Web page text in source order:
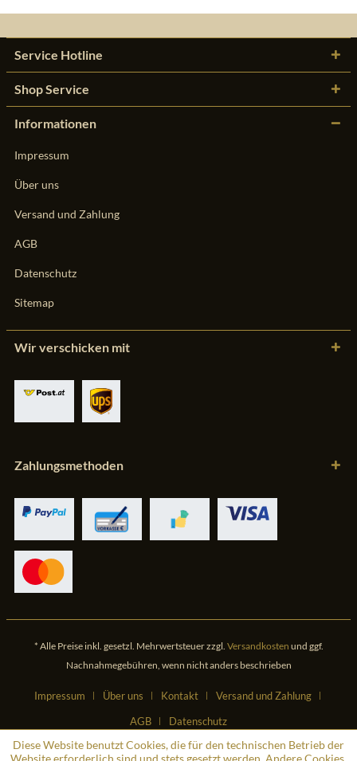
Service Hotline
Shop Service
Informationen
Impressum
Über uns
Versand und Zahlung
AGB
Datenschutz
Sitemap
Wir verschicken mit
Zahlungsmethoden
* Alle Preise inkl. gesetzl. Mehrwertsteuer zzgl. Versandkosten und ggf.
Nachnahmegebühren, wenn nicht anders beschrieben
Impressum Über uns Kontakt
Versand und Zahlung
AGB
Datenschutz
Diese Website benutzt Cookies, die für den technischen Betrieb der
Website erforderlich sind und stets gesetzt werden. Andere Cookies,